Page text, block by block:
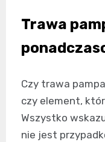
Trawa
Czy trawa
czy element,
Wszystko
nie jest